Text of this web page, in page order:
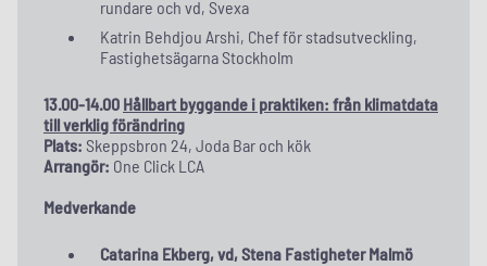
rundare och vd, Svexa
Katrin Behdjou Arshi, Chef för stadsutveckling,
Fastighetsägarna Stockholm
13.00-14.00 Hållbart byggande i praktiken: från klimatdata
till verklig förändring
Plats: Skeppsbron 24, Joda Bar och kök
Arrangör: One Click LCA
Medverkande
Catarina Ekberg, vd, Stena Fastigheter Malmö